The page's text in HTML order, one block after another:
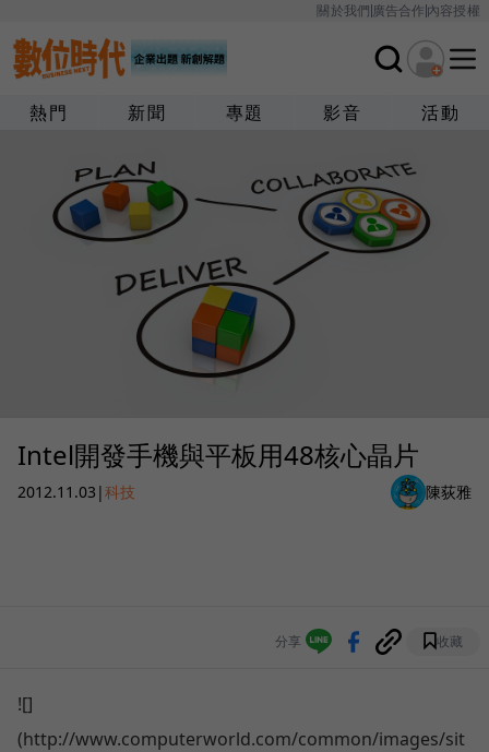
關於我們廣告合作內容授權
熱門 新聞 專題 影音 活動
Intel開發手機與平板用48核心晶片
2012.11.03 |科技 陳荻雅
分享 收藏
![]
(http://www.computerworld.com/common/images/sit